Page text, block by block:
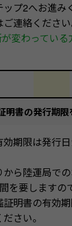
プ2へお進み
ご連絡くださ
変わってい
明書の発行期
期限は発行
から陸運局で
を要しますの
明書の有効
さい。